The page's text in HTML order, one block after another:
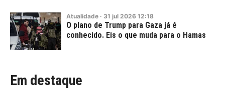
Atualidade · 31 jul 2026 12:18
O plano de Trump para Gaza já é
conhecido. Eis o que muda para o Hamas
Em destaque